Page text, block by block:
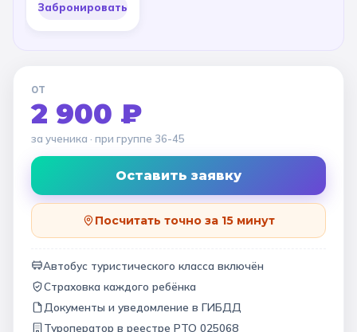
Забронировать
ОТ
2 900 ₽
за ученика · при группе 36-45
Оставить заявку
Посчитать точно за 15 минут
Автобус туристического класса включён
Страховка каждого ребёнка
Документы и уведомление в ГИБДД
Туроператор в реестре РТО 025068